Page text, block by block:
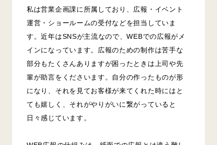
私は営業企画課に所属しており、広報・イベント
運営・ショールームの受付などを担当していま
す。近年はSNSが主流なので、WEBでの広報がメ
インになっています。広報のための制作は苦手な
部分もたくさんありますが困ったときは上司や先
輩が助言をくださいます。自分の作ったものが形
になり、それを見てお客様が来てくれた時にはと
ても嬉しく、それがやりがいに繋がっていると
日々感じています。